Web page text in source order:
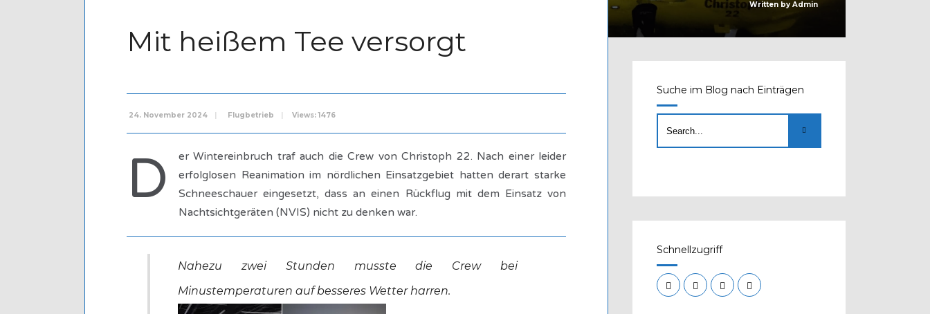
Written by Admin
Mit heißem Tee versorgt
24. November 2024 Flugbetrieb Views: 1476
D
er Wintereinbruch traf auch die Crew von Christoph 22. Nach einer leider
erfolglosen Reanimation im nördlichen Einsatzgebiet hatten derart starke
Schneeschauer eingesetzt, dass an einen Rückflug mit dem Einsatz von
Nachtsichtgeräten (NVIS) nicht zu denken war.
Nahezu zwei Stunden musste die Crew bei
Minustemperaturen auf besseres Wetter harren.
Suche im Blog nach Einträgen
Schnellzugriff